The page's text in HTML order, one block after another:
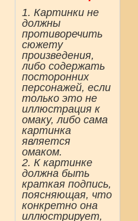
1. Картинки не
должны
противоречить
сюжету
произведения,
либо содержать
посторонних
персонажей, если
только это не
иллюстрация к
омаку, либо сама
картинка
является
омаком.
2. К картинке
должна быть
краткая подпись,
поясняющая, что
конкретно она
иллюстрирует,